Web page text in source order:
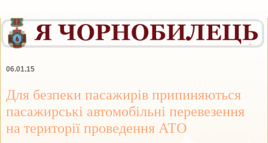
06.01.15
Для безпеки пасажирів припиняються
пасажирські автомобільні перевезення
на території проведення АТО